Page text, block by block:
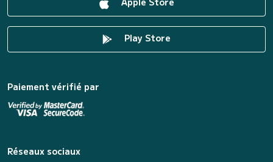
Play Store
Paiement vérifié par
Réseaux sociaux